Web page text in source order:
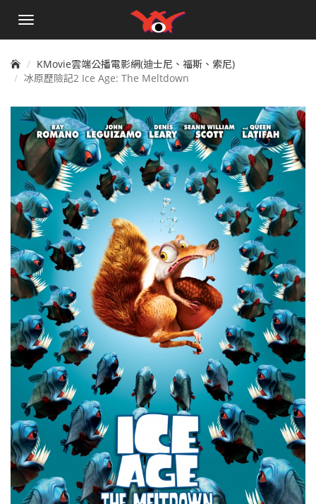
手
單
KMovie雲端公播電影網(迪士尼、福斯、索尼)
冰原歷險記2 Ice Age: The Meltdown